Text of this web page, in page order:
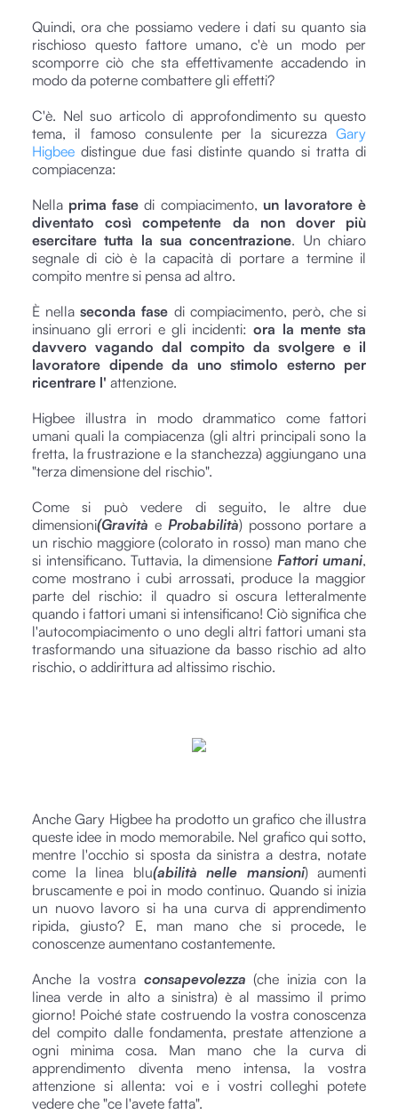
Quindi, ora che possiamo vedere i dati su quanto sia
rischioso questo fattore umano, c'è un modo per
scomporre ciò che sta effettivamente accadendo in
modo da poterne combattere gli effetti?
C'è. Nel suo articolo di approfondimento su questo
tema, il famoso consulente per la sicurezza Gary
Higbee distingue due fasi distinte quando si tratta di
compiacenza:
Nella prima fase di compiacimento, un lavoratore è
diventato così competente da non dover più
esercitare tutta la sua concentrazione. Un chiaro
segnale di ciò è la capacità di portare a termine il
compito mentre si pensa ad altro.
È nellaseconda fase di compiacimento, però, che si
insinuano gli errori e gli incidenti:ora la mente sta
davvero vagando dal compito da svolgere e il
lavoratore dipende da uno stimolo esterno per
ricentrare l' attenzione.
Higbee illustra in modo drammatico come fattori
umani quali la compiacenza (gli altri principali sono la
fretta, la frustrazione e la stanchezza) aggiungano una
"terza dimensione del rischio".
Come si può vedere di seguito, le altre due
dimensioni(Gravità e Probabilità) possono portare a
un rischio maggiore (colorato in rosso) man mano che
si intensificano. Tuttavia, la dimensione Fattori umani,
come mostrano i cubi arrossati, produce la maggior
parte del rischio: il quadro si oscura letteralmente
quando i fattori umani si intensificano! Ciò significa che
l'autocompiacimento o uno degli altri fattori umani sta
trasformando una situazione da basso rischio ad alto
rischio, o addirittura ad altissimo rischio.
Anche Gary Higbee ha prodotto un grafico che illustra
queste idee in modo memorabile. Nel grafico qui sotto,
mentre l'occhio si sposta da sinistra a destra, notate
come la linea blu(abilità nelle mansioni) aumenti
bruscamente e poi in modo continuo. Quando si inizia
un nuovo lavoro si ha una curva di apprendimento
ripida, giusto? E, man mano che si procede, le
conoscenze aumentano costantemente.
Anche la vostra consapevolezza (che inizia con la
linea verde in alto a sinistra) è al massimo il primo
giorno! Poiché state costruendo la vostra conoscenza
del compito dalle fondamenta, prestate attenzione a
ogni minima cosa. Man mano che la curva di
apprendimento diventa meno intensa, la vostra
attenzione si allenta: voi e i vostri colleghi potete
vedere che "ce l'avete fatta".